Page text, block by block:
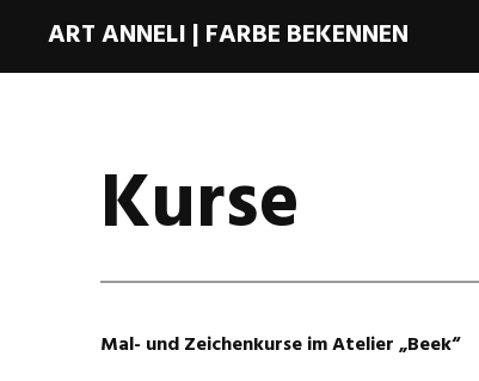
ART ANNELI | FARBE BEKENNEN
Kurse
Mal- und Zeichenkurse im Atelier „Beek“